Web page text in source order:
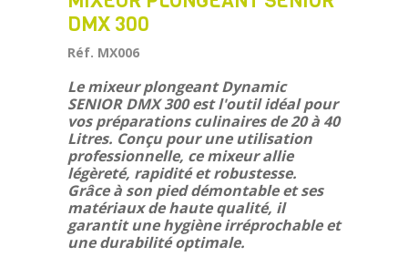
DMX 300
Réf. MX006
Le mixeur plongeantDynamic
SENIOR DMX 300est l'outil idéal pour
vos préparations culinaires de 20 à 40
Litres. Conçu pour une utilisation
professionnelle, ce mixeur allie
légèreté, rapidité et robustesse.
Grâce à son pied démontable et ses
matériaux de haute qualité, il
garantit une hygiène irréprochable et
une durabilité optimale.